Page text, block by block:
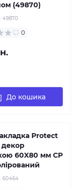
(49870)
49870
0
До кошика
Protect
декор
60X80 мм CP
60464